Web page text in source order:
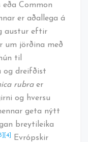
Common
er aðallega á
austur eftir
um jörðina með
til
og dreifðist
rubraer
og hversu
geta nýtt
breytileika
[4]
Evrópskir